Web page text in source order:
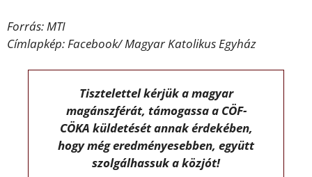
Forrás: MTI
Címlapkép:Facebook/Magyar Katolikus Egyház
Tisztelettel kérjük a magyar
magánszférát, támogassa a CÖF-
CÖKA küldetését annak érdekében,
hogy még eredményesebben, együtt
szolgálhassuk a közjót!